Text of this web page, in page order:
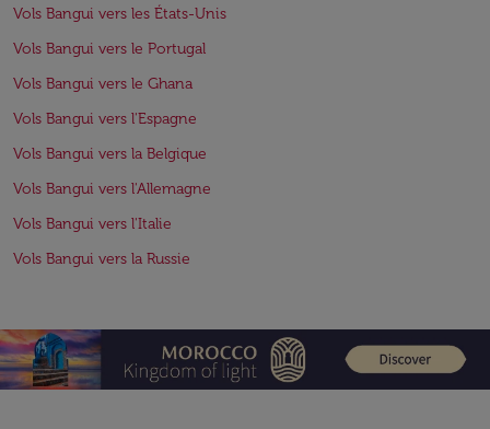
Vols Bangui vers les États-Unis
Vols Bangui vers le Portugal
Vols Bangui vers le Ghana
Vols Bangui vers l'Espagne
Vols Bangui vers la Belgique
Vols Bangui vers l'Allemagne
Vols Bangui vers l'Italie
Vols Bangui vers la Russie